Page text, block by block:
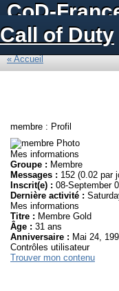
CoD-
Call of Duty
« Accueil
membre : Profil
Mes informations
Groupe : Membre
Messages : 152 (0.02 par
Inscrit(e) : 08-September
Dernière activité :
Mes informations
Titre : Membre Gold
Âge : 31 ans
Anniversaire : Mai 24,
Contrôles utilisateur
Trouver mon contenu